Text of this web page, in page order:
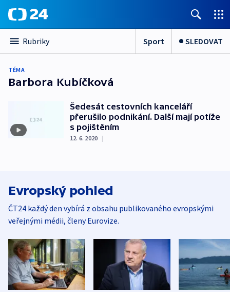
Rubriky Sport SLEDOVAT
TÉMA
Barbora Kubíčková
Šedesát cestovních kanceláří
přerušilo podnikání. Další mají potíže
s pojištěním
12. 6. 2020 |
Evropský pohled
ČT24 každý den vybírá z obsahu publikovaného evropskými
veřejnými médii, členy Eurovize.